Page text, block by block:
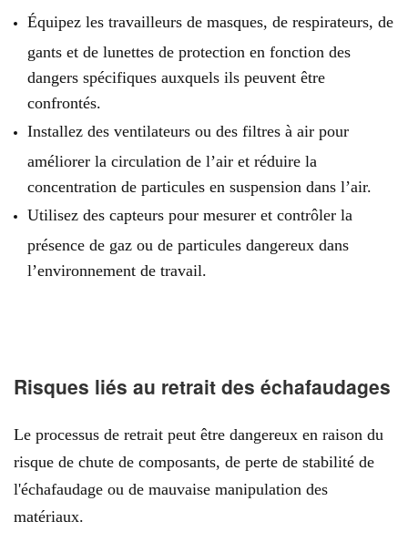
Équipez les travailleurs de masques, de respirateurs, de
gants et de lunettes de protection en fonction des
dangers spécifiques auxquels ils peuvent être
confrontés.
Installez des ventilateurs ou des filtres à air pour
améliorer la circulation de l’air et réduire la
concentration de particules en suspension dans l’air.
Utilisez des capteurs pour mesurer et contrôler la
présence de gaz ou de particules dangereux dans
l’environnement de travail.
Risques liés au retrait des échafaudages
Le processus de retrait peut être dangereux en raison du
risque de chute de composants, de perte de stabilité de
l'échafaudage ou de mauvaise manipulation des
matériaux.